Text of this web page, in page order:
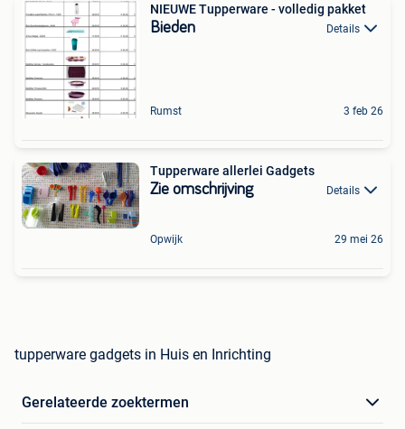
NIEUWE Tupperware - volledig pakket
Bieden Details
Rumst 3 feb 26
Tupperware allerlei Gadgets
Zie omschrijving Details
Opwijk 29 mei 26
tupperware gadgets in Huis en Inrichting
Gerelateerde zoektermen